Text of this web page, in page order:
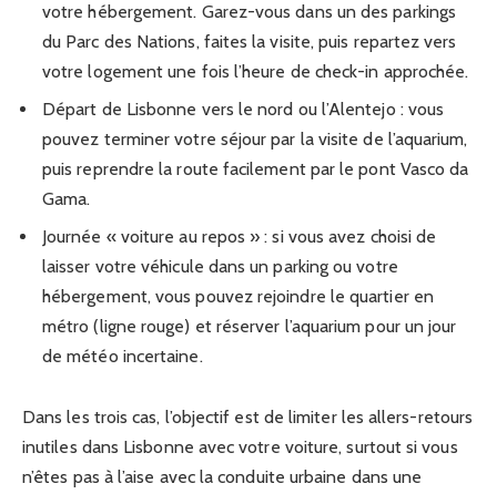
votre hébergement. Garez-vous dans un des parkings
du Parc des Nations, faites la visite, puis repartez vers
votre logement une fois l’heure de check-in approchée.
Départ de Lisbonne vers le nord ou l’Alentejo : vous
pouvez terminer votre séjour par la visite de l’aquarium,
puis reprendre la route facilement par le pont Vasco da
Gama.
Journée « voiture au repos » : si vous avez choisi de
laisser votre véhicule dans un parking ou votre
hébergement, vous pouvez rejoindre le quartier en
métro (ligne rouge) et réserver l’aquarium pour un jour
de météo incertaine.
Dans les trois cas, l’objectif est de limiter les allers-retours
inutiles dans Lisbonne avec votre voiture, surtout si vous
n’êtes pas à l’aise avec la conduite urbaine dans une